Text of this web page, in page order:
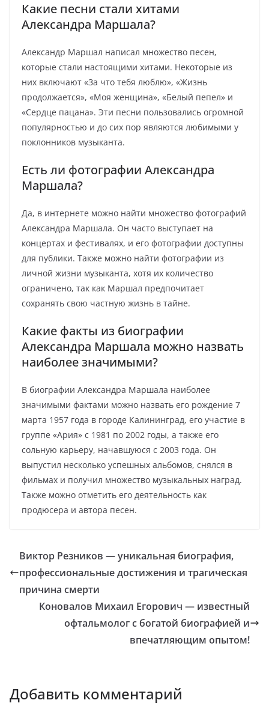
Какие песни стали хитами
Александра Маршала?
Александр Маршал написал множество песен,
которые стали настоящими хитами. Некоторые из
них включают «За что тебя люблю», «Жизнь
продолжается», «Моя женщина», «Белый пепел» и
«Сердце пацана». Эти песни пользовались огромной
популярностью и до сих пор являются любимыми у
поклонников музыканта.
Есть ли фотографии Александра
Маршала?
Да, в интернете можно найти множество фотографий
Александра Маршала. Он часто выступает на
концертах и фестивалях, и его фотографии доступны
для публики. Также можно найти фотографии из
личной жизни музыканта, хотя их количество
ограничено, так как Маршал предпочитает
сохранять свою частную жизнь в тайне.
Какие факты из биографии
Александра Маршала можно назвать
наиболее значимыми?
В биографии Александра Маршала наиболее
значимыми фактами можно назвать его рождение 7
марта 1957 года в городе Калининград, его участие в
группе «Ария» с 1981 по 2002 годы, а также его
сольную карьеру, начавшуюся с 2003 года. Он
выпустил несколько успешных альбомов, снялся в
фильмах и получил множество музыкальных наград.
Также можно отметить его деятельность как
продюсера и автора песен.
Виктор Резников — уникальная биография,
профессиональные достижения и трагическая
причина смерти
Коновалов Михаил Егорович — известный
офтальмолог с богатой биографией и
впечатляющим опытом!
Добавить комментарий